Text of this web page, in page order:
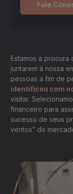
Estamos à procura
juntarem à nossa
pessoas a fim de
identificou com
visitar.
financeiro para
sucesso de seus
ventos” do
Fale